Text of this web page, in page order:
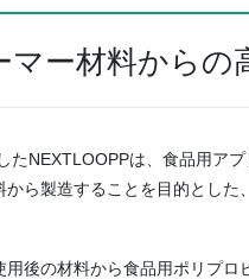
ー材料からの
たNEXTLOOPPは、食品用ア
ら製造することを目的とし
後の材料から食品用ポリプ